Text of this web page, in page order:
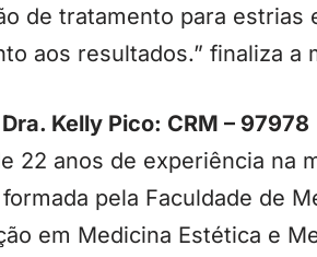
de tratamento para
aos resultados.” finaliza a
Kelly Pico: CRM – 97978
22 anos de experiência na
pela Faculdade de
em Medicina Estética e